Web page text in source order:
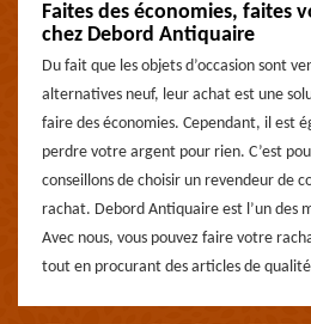
Faites des économies, faites
chez Debord Antiquaire
Du fait que les objets d’occasion sont
alternatives neuf, leur achat est une
faire des économies. Cependant, il est
perdre votre argent pour rien. C’est
conseillons de choisir un revendeur de
rachat. Debord Antiquaire est l’un des
Avec nous, vous pouvez faire votre
tout en procurant des articles de